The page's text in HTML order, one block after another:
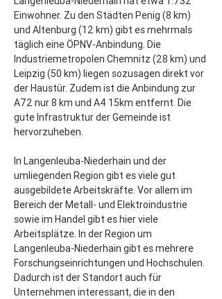
Einwohner. Zu den Städten Penig (8 km)
und Altenburg (12 km) gibt es mehrmals
täglich eine ÖPNV-Anbindung. Die
Industriemetropolen Chemnitz (28 km) und
Leipzig (50 km) liegen sozusagen direkt vor
der Haustür. Zudem ist die Anbindung zur
A72 nur 8 km und A4 15km entfernt. Die
gute Infrastruktur der Gemeinde ist
hervorzuheben.
In Langenleuba-Niederhain und der
umliegenden Region gibt es viele gut
ausgebildete Arbeitskräfte. Vor allem im
Bereich der Metall- und Elektroindustrie
sowie im Handel gibt es hier viele
Arbeitsplätze. In der Region um
Langenleuba-Niederhain gibt es mehrere
Forschungseinrichtungen und Hochschulen.
Dadurch ist der Standort auch für
Unternehmen interessant, die in den